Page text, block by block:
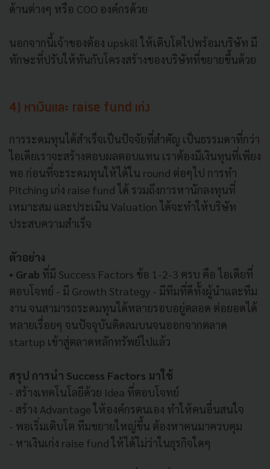
ด้านต่างๆ หรือ COO องค์กรด้วย
นอกจากนี้เจ้าของต้อง upskill ให้เติบโตไปพร้อมบริษัท มี
ทักษะที่ปรับให้ทันกับโครงสร้างของบริษัทที่ขยายขึ้นด้วย
4) หาเงินและ raise fund เก่ง
การระดมทุนได้สำเร็จเป็นปัจจัยที่สำคัญ เป็นธรรมดาที่กว่า
ไอเดียเราจะสร้างตอบผลตอบแทน เราต้องมีเงินทุนที่เพียง
พอ ก่อนที่จะระดมทุนให้ได้ใน round ต่อๆไป การทำ
Pitching เก่ง raise fund ได้ รวมถึงการหานักลงทุนที่
เหมาะสม และประเมิน Valuation ได้จะทำให้บริษัท
ประสบความสำเร็จ
ตัวอย่าง
• Grab ที่มี Success Factors ข้อ 1-2-3 ครบ คือ ไอเดียที่
ตอบโจทย์ - มี Growth Strategy - มีทีมที่ดีทั้งผู้นำและทีม
งาน จนสามารถระดมทุนได้หลายรอบอยู่ตลอด ต่อยอดได้
หลายเรื่อยๆ จนปัจจุบันติดลมบนจนออกจากตลาด
startup เข้าสู่ตลาดหลักทรัพย์ไปแล้ว
สรุป การนำ Success Factors มาใช้
- สร้างเทคโนโลยีด้วย Idea ที่ตอบโจทย์
- สร้าง Advantage ให้องค์กรตนเอง ทำให้คนอื่นสนใจ
- พอเริ่มเติบโต ทีมขยายใหญ่ขึ้น ต้องหาคนมาควบคุม
- หาเงินเก่ง raise fund ให้ได้ไม่ว่าในธุรกิจใดๆ